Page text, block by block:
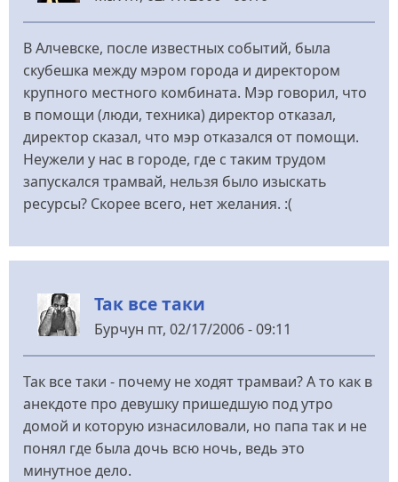
В Алчевске, после известных событий, была
скубешка между мэром города и директором
крупного местного комбината. Мэр говорил, что
в помощи (люди, техника) директор отказал,
директор сказал, что мэр отказался от помощи.
Неужели у нас в городе, где с таким трудом
запускался трамвай, нельзя было изыскать
ресурсы? Скорее всего, нет желания. :(
Так все таки
Бурчун пт, 02/17/2006 - 09:11
Так все таки - почему не ходят трамваи? А то как в
анекдоте про девушку пришедшую под утро
домой и которую изнасиловали, но папа так и не
понял где была дочь всю ночь, ведь это
минутное дело.